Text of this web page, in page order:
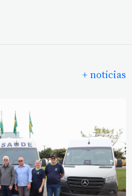
+ notícias